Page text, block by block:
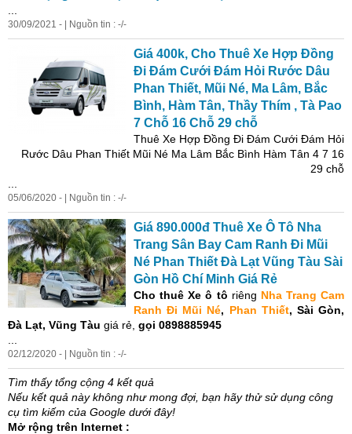
30/09/2021 - | Nguồn tin : -/-
Giá 400k, Cho Thuê Xe Hợp Đồng
Đi Đám Cưới Đám Hỏi Rước Dâu
Phan Thiết, Mũi Né, Ma Lâm, Bắc
Bình, Hàm Tân, Thầy Thím , Tà Pao
7 Chỗ 16 Chỗ 29 chỗ
Thuê Xe Hợp Đồng Đi Đám Cưới Đám Hỏi
Rước Dâu Phan Thiết Mũi Né Ma Lâm Bắc Bình Hàm Tân 4 7 16
29 chỗ
05/06/2020 - | Nguồn tin : -/-
Giá 890.000đ Thuê Xe Ô Tô Nha
Trang Sân Bay Cam Ranh Đi Mũi
Né Phan Thiết Đà Lạt Vũng Tàu Sài
Gòn Hồ Chí Minh Giá Rẻ
Chothuê Xe ô tô riêng Nha Trang Cam
Ranh Đi Mũi Né, Phan Thiết, Sài Gòn,
Đà Lạt, Vũng Tàu giá rẻ gọi 0898885945
02/12/2020 - | Nguồn tin : -/-
Tìm thấy tổng cộng 4 kết quả
Nếu kết quả này không như mong đợi, bạn hãy thử sử dụng công
cụ tìm kiếm của Google dưới đây!
Mở rộng trên Internet :